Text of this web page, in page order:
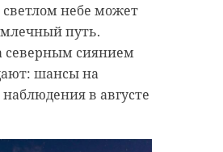
небе может
путь.
северным сиянием
шансы на
в августе